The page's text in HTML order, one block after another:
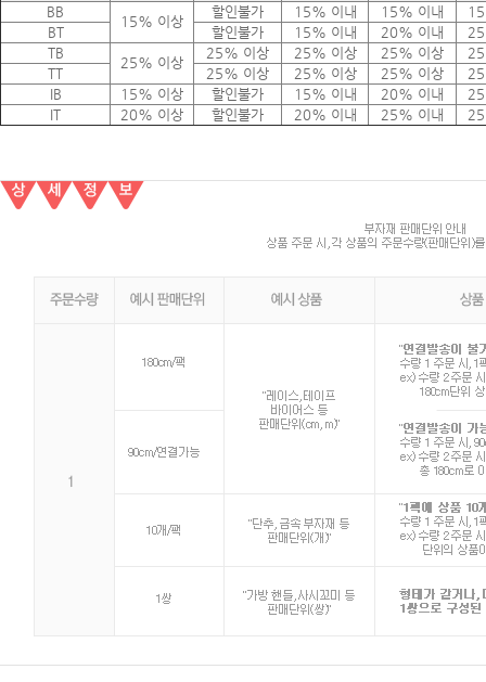
BB
15% 이상
할인불가 15% 이내 15% 이내
BT
할인불가 15% 이내 20% 이내
TB
25% 이상
25% 이상 25% 이상 25% 이상
TT
25% 이상 25% 이상 25% 이상
IB
15% 이상 할인불가 15% 이내 20% 이내
IT
20% 이상 할인불가 20% 이내 25% 이내